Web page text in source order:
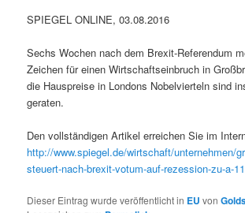
SPIEGEL ONLINE, 03.08.2016
Sechs Wochen nach dem Brexit-Referendum
Zeichen für einen Wirtschaftseinbruch in
die Hauspreise in Londons Nobelvierteln sind
geraten.
Den vollständigen Artikel erreichen Sie im
http://www.spiegel.de/wirtschaft/unternehmen/
steuert-nach-brexit-votum-auf-rezession-zu-a-
Dieser Eintrag wurde veröffentlicht in EU von